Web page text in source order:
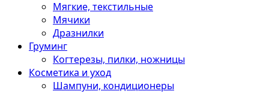
Мягкие, текстильные
Мячики
Дразнилки
Груминг
Когтерезы, пилки, ножницы
Косметика и уход
Шампуни, кондиционеры